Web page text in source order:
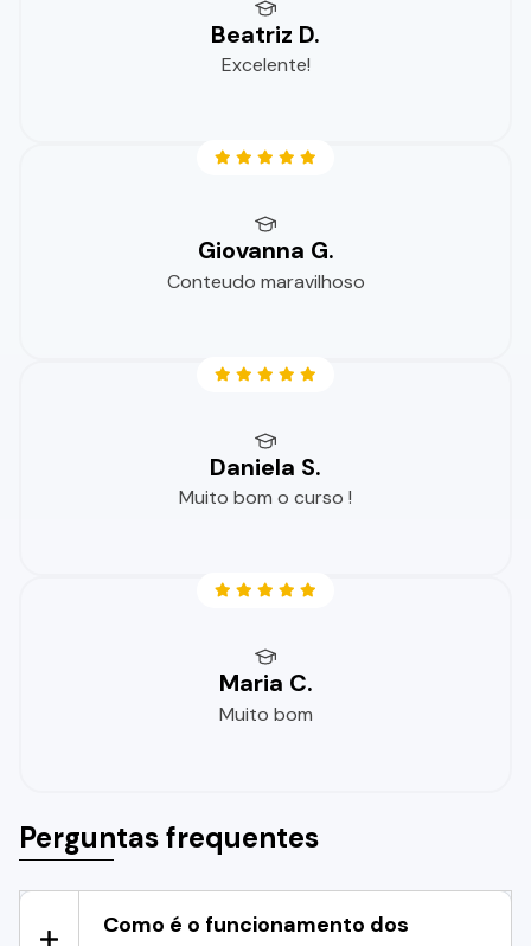
Beatriz D.
Excelente!
Giovanna G.
Conteudo maravilhoso
Daniela S.
Muito bom o curso !
Maria C.
Muito bom
Perguntas frequentes
Como é o funcionamento dos